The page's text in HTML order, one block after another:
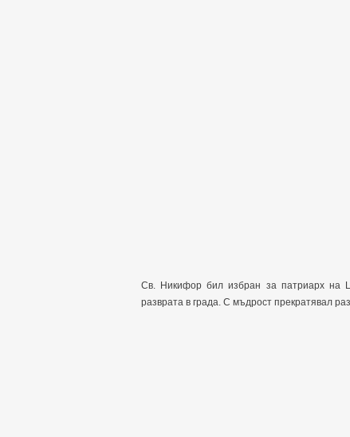
Св. Никифор бил избран за патриарх на
разврата в града. С мъдрост прекратявал